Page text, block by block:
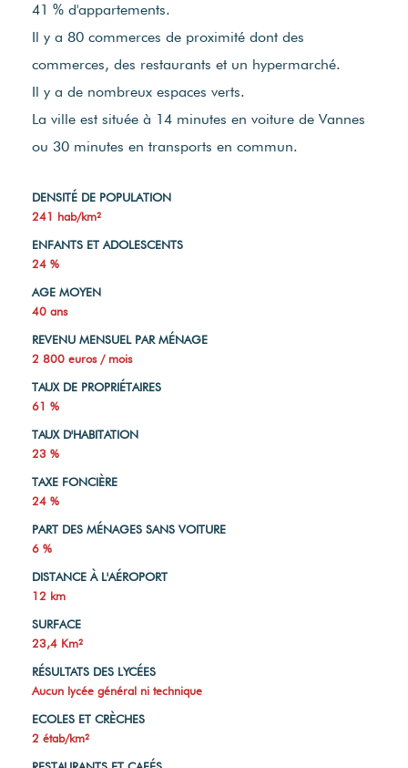
41 % d'appartements.
Il y a 80 commerces de proximité dont des
commerces, des restaurants et un hypermarché.
Il y a de nombreux espaces verts.
La ville est située à 14 minutes en voiture de Vannes
ou 30 minutes en transports en commun.
DENSITÉ DE POPULATION
241 hab/km²
ENFANTS ET ADOLESCENTS
24 %
AGE MOYEN
40 ans
REVENU MENSUEL PAR MÉNAGE
2 800 euros / mois
TAUX DE PROPRIÉTAIRES
61 %
TAUX D'HABITATION
23 %
TAXE FONCIÈRE
24 %
PART DES MÉNAGES SANS VOITURE
6 %
DISTANCE À L'AÉROPORT
12 km
SURFACE
23,4 Km²
RÉSULTATS DES LYCÉES
Aucun lycée général ni technique
ECOLES ET CRÈCHES
2 étab/km²